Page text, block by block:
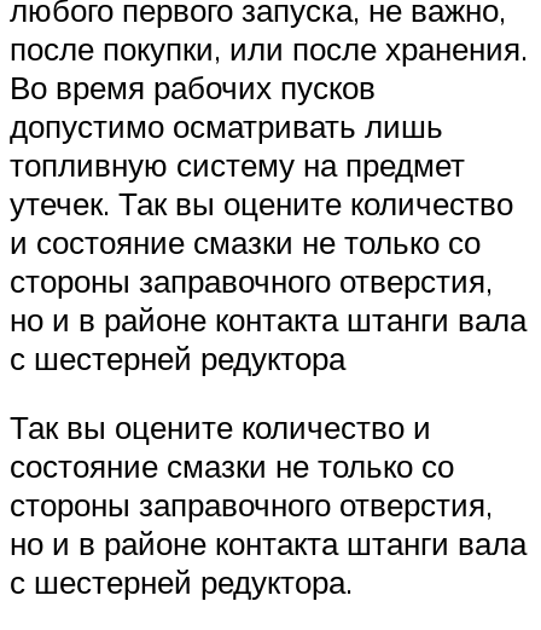
любого первого запуска, не важно,
после покупки, или после хранения.
Во время рабочих пусков
допустимо осматривать лишь
топливную систему на предмет
утечек. Так вы оцените количество
и состояние смазки не только со
стороны заправочного отверстия,
но и в районе контакта штанги вала
с шестерней редуктора
Так вы оцените количество и
состояние смазки не только со
стороны заправочного отверстия,
но и в районе контакта штанги вала
с шестерней редуктора.